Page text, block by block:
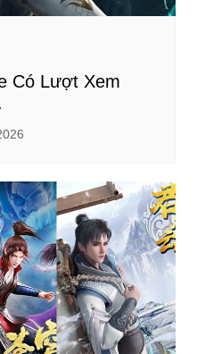
Có Lượt Xem